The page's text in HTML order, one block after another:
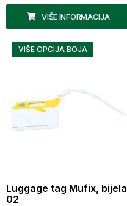
VIŠE INFORMACIJA
VIŠE OPCIJA BOJA
Luggage tag Mufix, bijela
02